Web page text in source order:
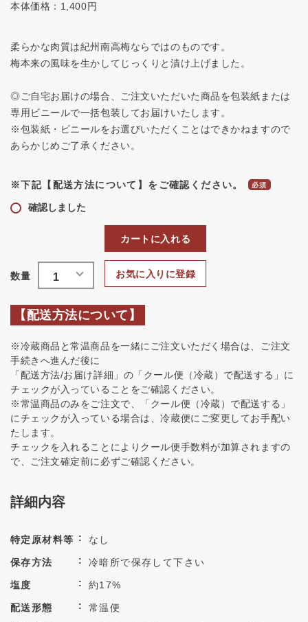
本体価格：1,400円
柔らかな肉質は紀州南高梅ならではのものです。
梅本来の風味を生かしてじっくりと漬け上げました。
◎ご自宅お届けの場合、ご注文いただいた商品を包装紙または
専用ビニールで一括包装してお届けいたします。
※包装紙・ビニールをお選びいただくことはできかねますので
あらかじめご了承ください。
※下記【配送方法について】をご確認ください。
確認しました
お気に入りに登録
カートに入れる
【配送方法について】
※冷蔵商品と常温商品を一緒にご注文いただく場合は、ご注文
手続きへ進んだ後に
「配送方法/お届け詳細」の「クール便（冷蔵）で配送する」に
チェックが入っていることをご確認ください。
※常温商品のみをご注文で、「クール便（冷蔵）で配送する」
にチェックが入っている場合は、冷蔵便にご変更してお手配い
たします。
チェックを入れることによりクール便手数料が加算されますの
で、ご注文確定前に必ずご確認ください。
詳細内容
特定原材料等 なし
保存方法 冷暗所で保存して下さい
塩度 約17%
配送形態 常温便